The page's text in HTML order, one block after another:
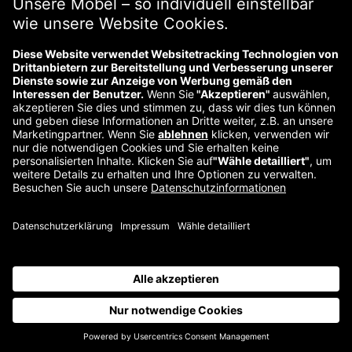
Über uns
Kontakt
Impressum
Wiederrufsbelehrung
©2026
Vertrag widerrufen